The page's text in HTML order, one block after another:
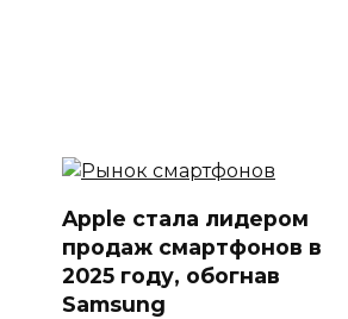
Apple стала лидером
продаж смартфонов в
2025 году, обогнав
Samsung